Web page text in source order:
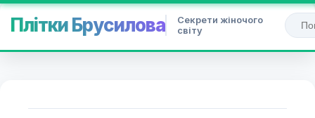
Плітки Брусилова
Секрети жіночого
світу